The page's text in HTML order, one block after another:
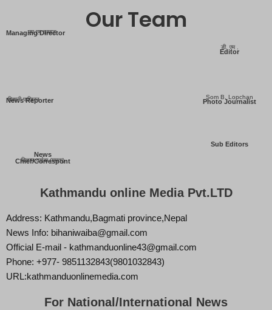
Our Team
Managing Director
एम एम तामाङ
Editor
डी. एम .
News Reporter
बिहानी पाख्रिन Photo Journalist
Som B. Lopchan
News
Chief/Correspont
बिज्ञान वाईबा (ममता)
Sub Editors
Kathmandu online Media Pvt.LTD
Address: Kathmandu,Bagmati province,Nepal
News Info: bihaniwaiba@gmail.com
Official E-mail - kathmanduonline43@gmail.com
Phone: +977- 9851132843(9801032843)
URL:kathmanduonlinemedia.com
For National/International News